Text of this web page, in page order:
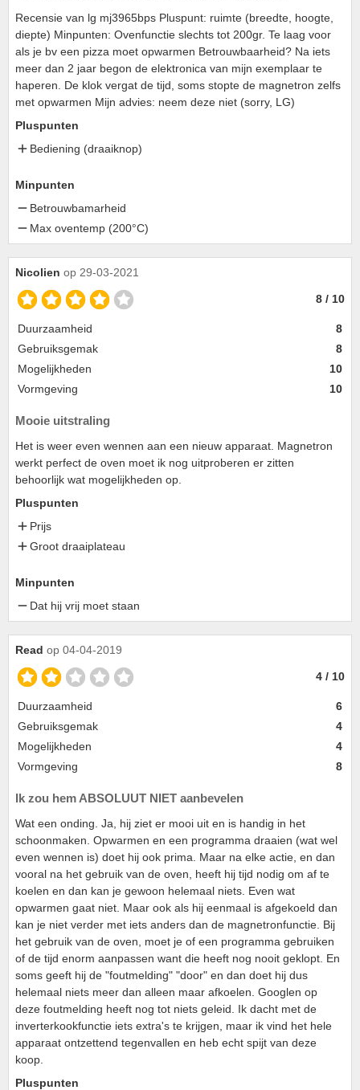
Recensie van lg mj3965bps Pluspunt: ruimte (breedte, hoogte,
diepte) Minpunten: Ovenfunctie slechts tot 200gr. Te laag voor
als je bv een pizza moet opwarmen Betrouwbaarheid? Na iets
meer dan 2 jaar begon de elektronica van mijn exemplaar te
haperen. De klok vergat de tijd, soms stopte de magnetron zelfs
met opwarmen Mijn advies: neem deze niet (sorry, LG)
Pluspunten
Bediening (draaiknop)
Minpunten
Betrouwbamarheid
Max oventemp (200°C)
Nicolien op 29-03-2021
8 / 10
Duurzaamheid
8
Gebruiksgemak
8
Mogelijkheden
10
Vormgeving
10
Mooie uitstraling
Het is weer even wennen aan een nieuw apparaat. Magnetron
werkt perfect de oven moet ik nog uitproberen er zitten
behoorlijk wat mogelijkheden op.
Pluspunten
Prijs
Groot draaiplateau
Minpunten
Dat hij vrij moet staan
Read op 04-04-2019
4 / 10
Duurzaamheid
6
Gebruiksgemak
4
Mogelijkheden
4
Vormgeving
8
Ik zou hem ABSOLUUT NIET aanbevelen
Wat een onding. Ja, hij ziet er mooi uit en is handig in het
schoonmaken. Opwarmen en een programma draaien (wat wel
even wennen is) doet hij ook prima. Maar na elke actie, en dan
vooral na het gebruik van de oven, heeft hij tijd nodig om af te
koelen en dan kan je gewoon helemaal niets. Even wat
opwarmen gaat niet. Maar ook als hij eenmaal is afgekoeld dan
kan je niet verder met iets anders dan de magnetronfunctie. Bij
het gebruik van de oven, moet je of een programma gebruiken
of de tijd enorm aanpassen want die heeft nog nooit geklopt. En
soms geeft hij de "foutmelding" "door" en dan doet hij dus
helemaal niets meer dan alleen maar afkoelen. Googlen op
deze foutmelding heeft nog tot niets geleid. Ik dacht met de
inverterkookfunctie iets extra's te krijgen, maar ik vind het hele
apparaat ontzettend tegenvallen en heb echt spijt van deze
koop.
Pluspunten